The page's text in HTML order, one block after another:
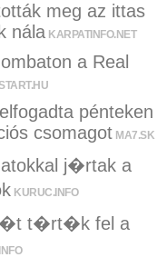
meg az ittas
nála KARPATINFO.NET
a Real
pénteken
csomagot MA7.SK
j�rtak a
KURUC.INFO
t�rt�k fel a